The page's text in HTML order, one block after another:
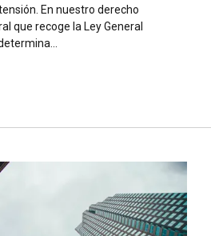
En nuestro derecho
que recoge la Ley General